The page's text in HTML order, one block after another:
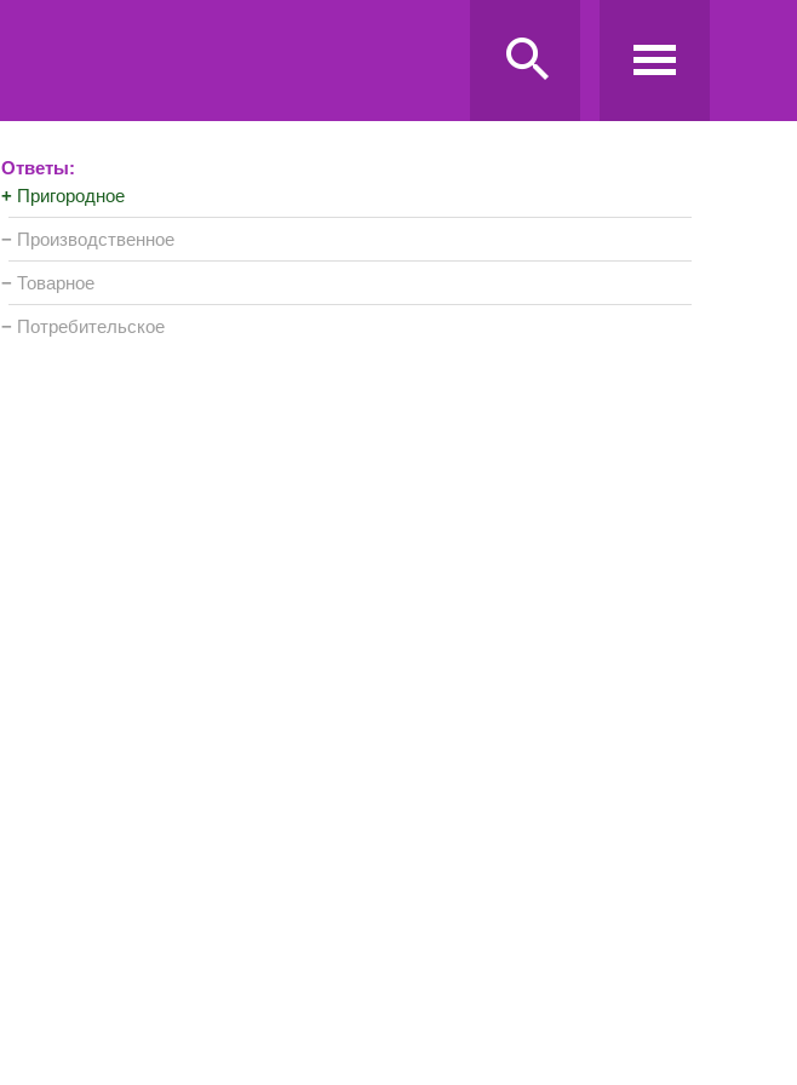
Ответы:
+ Пригородное
− Производственное
− Товарное
− Потребительское